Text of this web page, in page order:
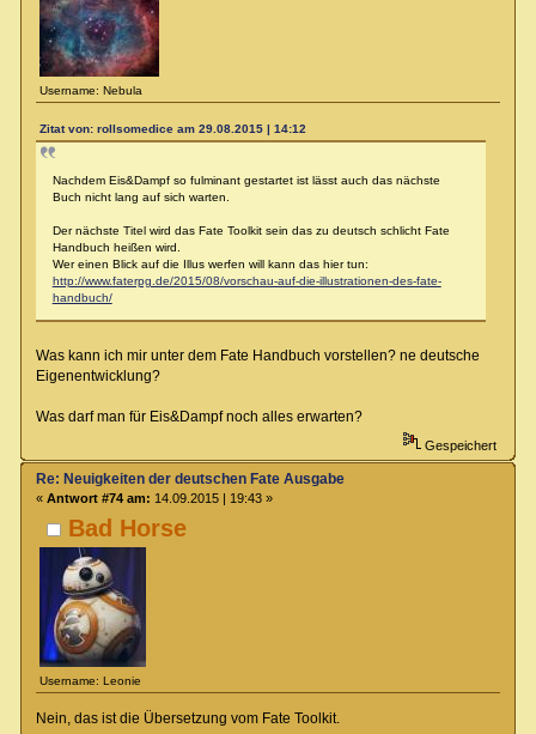
Username: Nebula
Zitat von: rollsomedice am 29.08.2015 | 14:12
Nachdem Eis&Dampf so fulminant gestartet ist lässt auch das nächste
Buch nicht lang auf sich warten.
Der nächste Titel wird das Fate Toolkit sein das zu deutsch schlicht Fate
Handbuch heißen wird.
Wer einen Blick auf die Illus werfen will kann das hier tun:
http://www.faterpg.de/2015/08/vorschau-auf-die-illustrationen-des-fate-
handbuch/
Was kann ich mir unter dem Fate Handbuch vorstellen? ne deutsche
Eigenentwicklung?
Was darf man für Eis&Dampf noch alles erwarten?
Gespeichert
Bad Horse
Username: Leonie
Re: Neuigkeiten der deutschen Fate Ausgabe
« Antwort #74 am: 14.09.2015 | 19:43 »
Nein, das ist die Übersetzung vom Fate Toolkit.